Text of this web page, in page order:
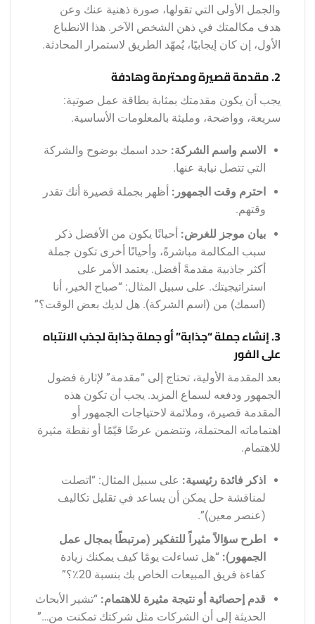
والجمل الأولى التي تقولها، صورة ذهنية عنك وعن
هدف مكالمتك في ذهن الشخص الآخر. هذا الانطباع
الأول، إن كان إيجابيًا، يُمهّد الطريق لاستمرار المحادثة.
2. مقدمة قصيرة ومحترمة وهادفة
يجب أن يكون مقدمتك بمثابة بطاقة عمل صوتية:
سريعة، وواضحة، ومليئة بالمعلومات الأساسية.
الاسم واسم الشركة: حدد اسمك بوضوح والشركة
التي تتصل نيابة عنها.
احترم وقت الجمهور: أظهر بجملة قصيرة أنك تقدر
وقتهم.
بيان موجز للغرض: أحيانًا يكون من الأفضل ذكر
سبب المكالمة مباشرةً، وأحيانًا أخرى تكون جملة
أكثر جاذبية مقدمةً أفضل. يعتمد الأمر على
استراتيجيتك. على سبيل المثال: “صباح الخير، أنا
(اسمك) من (اسم الشركة). هل لديك بعض الوقت؟”
3. إنشاء جملة “جذابة” أو جملة جذابة لجذب الانتباه
على الفور
بعد المقدمة الأولية، تحتاج إلى “مقدمة” لإثارة فضول
الجمهور ودفعه لسماع المزيد. يجب أن تكون هذه
المقدمة قصيرة، وملائمة لاحتياجات الجمهور أو
اهتماماته المحتملة، وتتضمن عرضًا قيّمًا أو نقطة مثيرة
للاهتمام.
اذكر فائدة رئيسية: على سبيل المثال: “اتصلت
لمناقشة حل يمكن أن يساعد في تقليل تكاليف
(عنصر معين)”.
اطرح سؤالاً مثيراً للتفكير (مرتبطًا بمجال عمل
الجمهور): “هل تساءلت يومًا كيف يمكنك زيادة
كفاءة فريق المبيعات الخاص بك بنسبة 20٪؟”
قدم إحصائية أو نتيجة مثيرة للاهتمام: “تشير الأبحاث
الحديثة إلى أن الشركات مثل شركتك تمكنت من…”